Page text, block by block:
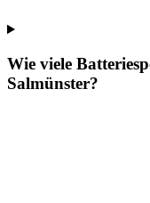
Wie viele
Salmünster?